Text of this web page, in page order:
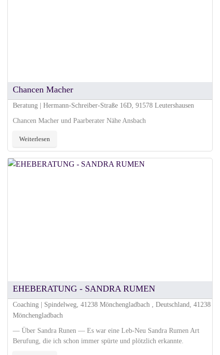
Chancen Macher
Beratung | Hermann-Schreiber-Straße 16D, 91578 Leutershausen
Chancen Macher und Paarberater Nähe Ansbach
Weiterlesen
EHEBERATUNG - SANDRA RUMEN
Coaching | Spindelweg, 41238 Mönchengladbach , Deutschland, 41238
Mönchengladbach
— Über Sandra Runen — Es war eine Leb-Neu Sandra Rumen Art
Berufung, die ich schon immer spürte und plötzlich erkannte.